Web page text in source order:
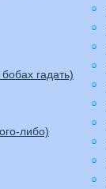
гадать)
либо)